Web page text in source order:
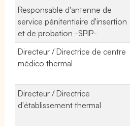
Responsable d'antenne de
service pénitentiaire d'insertion
et de probation -SPIP-
Directeur / Directrice de centre
médico thermal
Directeur / Directrice
d'établissement thermal